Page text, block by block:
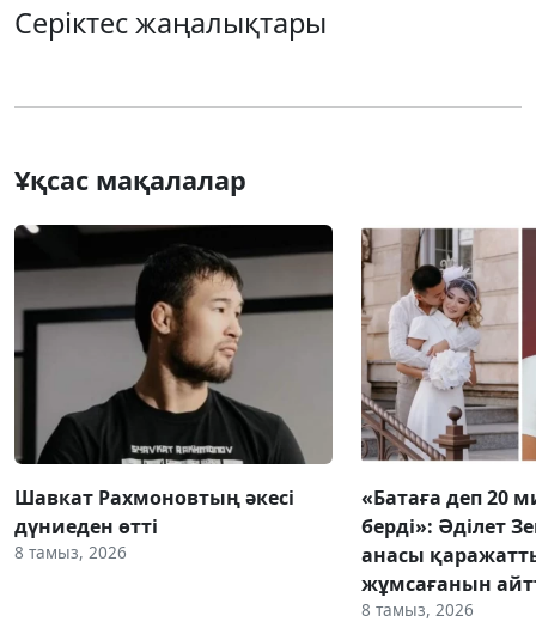
Серіктес жаңалықтары
Ұқсас мақалалар
Шавкат Рахмоновтың әкесі
дүниеден өтті
8 тамыз, 2026
«Батаға деп 20
берді»: Әділет
анасы
жұмсағанын
8 тамыз, 2026